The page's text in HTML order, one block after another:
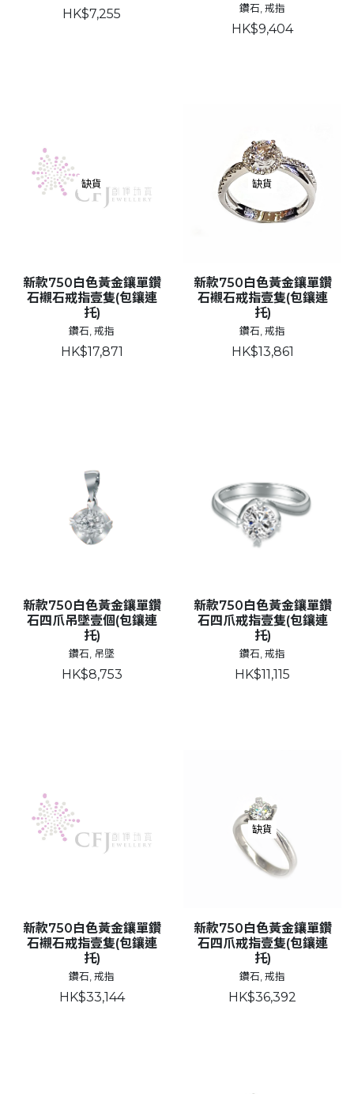
HK$7,255 鑽石, 戒指
HK$9,404
缺貨
新款750白色黃金鑲單鑽
石襯石戒指壹隻(包鑲連
托)
鑽石, 戒指
HK$17,871
缺貨
新款750白色黃金鑲單鑽
石襯石戒指壹隻(包鑲連
托)
鑽石, 戒指
HK$13,861
新款750白色黃金鑲單鑽
石四爪吊墜壹個(包鑲連
托)
鑽石, 吊墜
HK$8,753
新款750白色黃金鑲單鑽
石四爪戒指壹隻(包鑲連
托)
鑽石, 戒指
HK$11,115
新款750白色黃金鑲單鑽
石襯石戒指壹隻(包鑲連
托)
鑽石, 戒指
HK$33,144
缺貨
新款750白色黃金鑲單鑽
石四爪戒指壹隻(包鑲連
托)
鑽石, 戒指
HK$36,392